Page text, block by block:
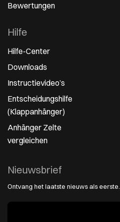
Bewertungen
Hilfe
Hilfe-Center
Downloads
Instructievideo’s
Entscheidungshilfe
(Klappanhänger)
Anhänger Zelte
vergleichen
Nieuwsbrief
Ontvang het laatste nieuws als eerste.